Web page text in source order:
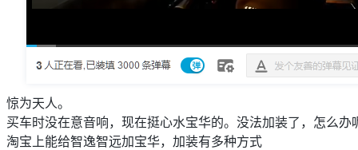
惊为天人。
买车时没在意音响，现在挺心水宝华的。没法加装了，怎么办
淘宝上能给智逸智远加宝华，加装有多种方式